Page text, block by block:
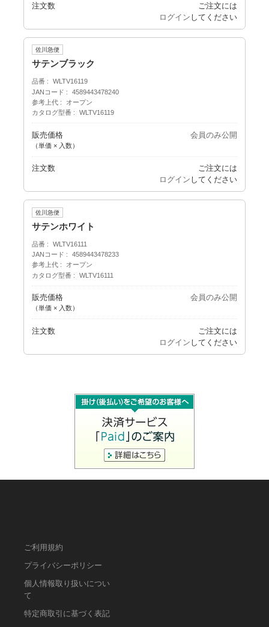
注文数
ご注文には
ログイン してください
佐川急便
サテンブラック
品番
WLTV16119
JANコード
4589443478240
参考上代
オープン
カタログ型番
WLTV16119
販売価格
（単価 × 入数）
会員のみ公開
注文数
ご注文には
ログイン してください
佐川急便
サテンホワイト
品番
WLTV16111
JANコード
4589443478233
参考上代
オープン
カタログ型番
WLTV16111
販売価格
（単価 × 入数）
会員のみ公開
注文数
ご注文には
ログイン してください
ご利用規約
プライバシーポリシー
個人情報取り扱いについ
て
特定商取引に基づく表記